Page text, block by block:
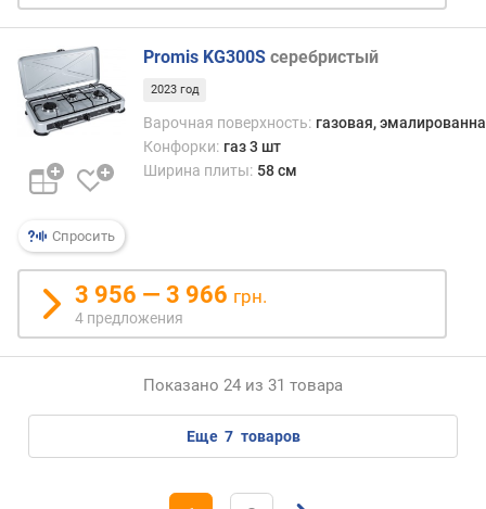
е
р
г
о
п
о
р
е
л
и
щ
Спросить
Promis KG300S серебристый
2023 год
Варочная поверхность: газовая,
Конфорки: газ 3 шт
Ширина плиты: 58 см
3 956 — 3 966 грн.
4 предложения
Показано 24 из 31 товара
еще 7 товаров